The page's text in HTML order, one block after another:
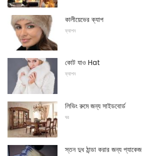
কালীয়েভের ক্যাপ
ফ্যাশন
কোট যাও Hat
ফ্যাশন
লিভিং রুমে জন্য সাইডবোর্ড
ঘর
স্তন দুধ ঠান্ডা করার জন্য প্যাকেজ